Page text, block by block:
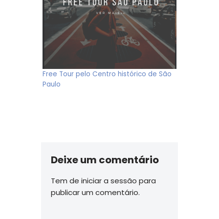
Free Tour pelo Centro histórico de São
Paulo
Deixe um comentário
Tem de iniciar a sessão para
publicar um comentário.